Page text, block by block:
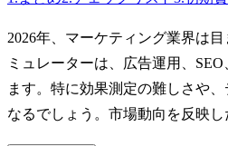
2026年、マーケティング業界は
ミュレーターは、広告運用、
ます。特に効果測定の難しさや
なるでしょう。市場動向を反映